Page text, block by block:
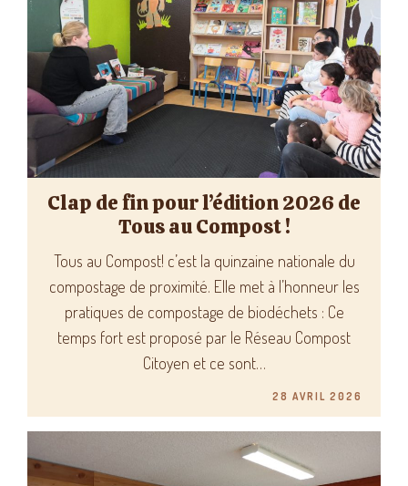
Clap de fin pour l’édition 2026 de
Tous au Compost !
Tous au Compost! c’est la quinzaine nationale du
compostage de proximité. Elle met à l’honneur les
pratiques de compostage de biodéchets : Ce
temps fort est proposé par le Réseau Compost
Citoyen et ce sont…
28 AVRIL 2026